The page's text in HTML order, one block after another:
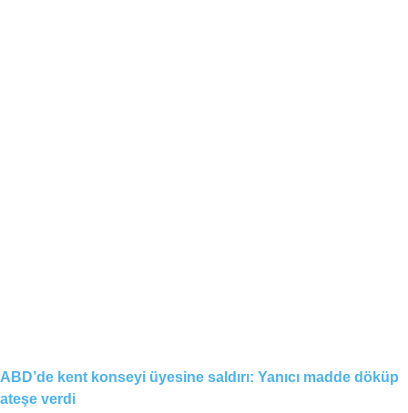
ABD’de kent konseyi üyesine saldırı: Yanıcı madde döküp
ateşe verdi